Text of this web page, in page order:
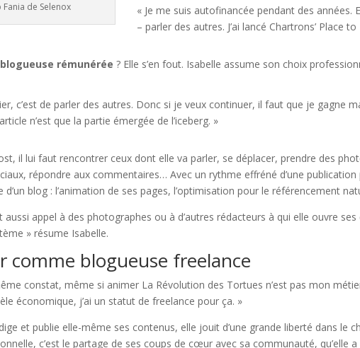
de Selenox
« Je me suis autofinancée pendant des
– parler des autres. J’ai lancé Chartrons’ Place
blogueuse rémunérée? Elle s’en fout. Isabelle assume son choix
c’est de parler des autres. Donc si je veux continuer, il faut que je gagne
n’est que la partie émergée de l’iceberg. »
il lui faut rencontrer ceux dont elle va parler, se déplacer, prendre des
répondre aux commentaires… Avec un rythme effréné d’une
d’un blog : l’animation de ses pages, l’optimisation pour le référencement
aussi appel à des photographes ou à d’autres rédacteurs à qui elle ouvre
» résume Isabelle.
comme blogueuse freelance
constat, même si animer La Révolution des Tortues n’est pas mon
économique, j’ai un statut de freelance pour ça. »
et publie elle-même ses contenus, elle jouit d’une grande liberté dans le
c’est le partage de ses coups de cœur avec sa communauté, qu’elle